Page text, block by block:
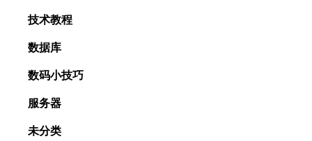
技术教程
数据库
数码小技巧
服务器
未分类